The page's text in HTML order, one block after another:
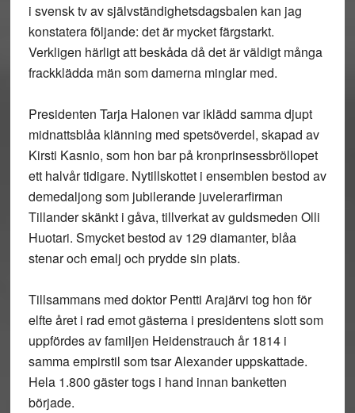
i svensk tv av självständighetsdagsbalen kan jag
konstatera följande: det är mycket färgstarkt.
Verkligen härligt att beskåda då det är väldigt många
frackklädda män som damerna minglar med.
Presidenten Tarja Halonen var iklädd samma djupt
midnattsblåa klänning med spetsöverdel, skapad av
Kirsti Kasnio, som hon bar på kronprinsessbröllopet
ett halvår tidigare. Nytillskottet i ensemblen bestod av
demedaljong som jubilerande juvelerarfirman
Tillander skänkt i gåva, tillverkat av guldsmeden Olli
Huotari. Smycket bestod av 129 diamanter, blåa
stenar och emalj och prydde sin plats.
Tillsammans med doktor Pentti Arajärvi tog hon för
elfte året i rad emot gästerna i presidentens slott som
uppfördes av familjen Heidenstrauch år 1814 i
samma empirstil som tsar Alexander uppskattade.
Hela 1.800 gäster togs i hand innan banketten
började.